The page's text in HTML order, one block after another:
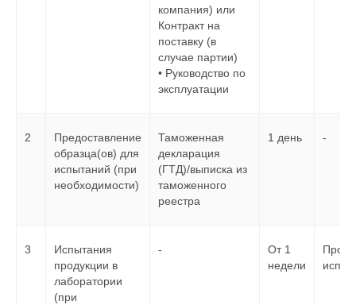
компания) или
Контракт на
поставку (в
случае партии)
• Руководство по
эксплуатации
2
Предоставление
образца(ов) для
испытаний (при
необходимости)
Таможенная
декларация
(ГТД)/выписка из
таможенного
реестра
1 день -
3
Испытания
продукции в
лаборатории
(при
-
От 1
недели